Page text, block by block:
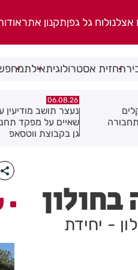
לוח גל גפןתקנון אתר
תחזית אסטרולוגיתאילת
בחשד
ברק–רמת
06.08.26
מקהלה אחת לכולם
- יחידת